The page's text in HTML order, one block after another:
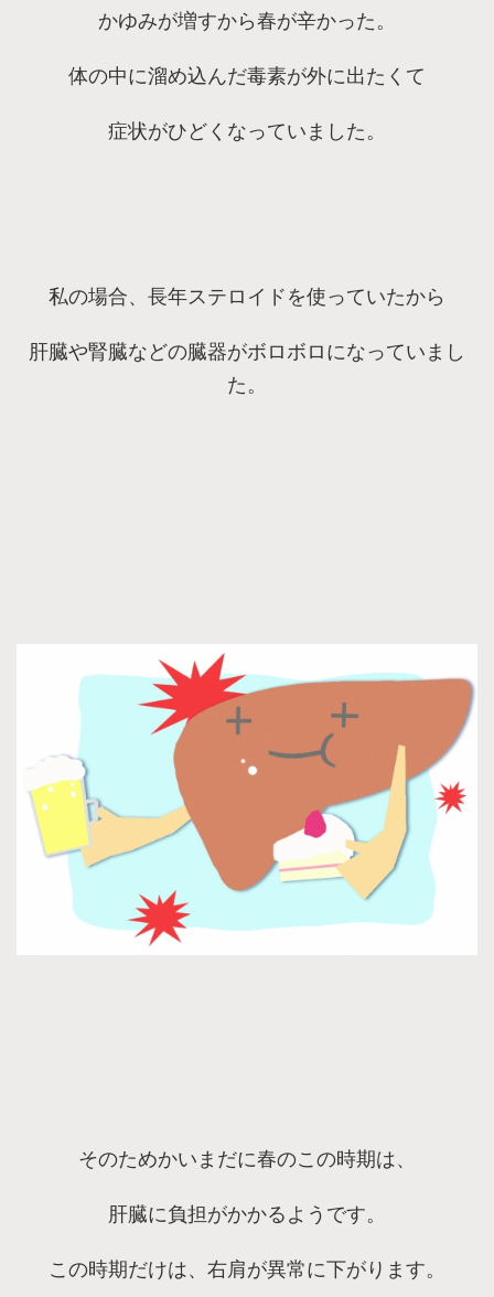
かゆみが増すから春が辛かった。
体の中に溜め込んだ毒素が外に出たくて
症状がひどくなっていました。
私の場合、長年ステロイドを使っていたから
肝臓や腎臓などの臓器がボロボロになっていまし
た。
そのためかいまだに春のこの時期は、
肝臓に負担がかかるようです。
この時期だけは、右肩が異常に下がります。